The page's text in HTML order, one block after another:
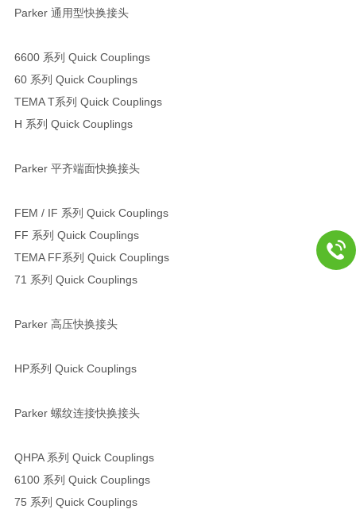
Parker 通用型快换接头
6600 系列 Quick Couplings
60 系列 Quick Couplings
TEMA T系列 Quick Couplings
H 系列 Quick Couplings
Parker 平齐端面快换接头
FEM / IF 系列 Quick Couplings
FF 系列 Quick Couplings
TEMA FF系列 Quick Couplings
71 系列 Quick Couplings
Parker 高压快换接头
HP系列 Quick Couplings
Parker 螺纹连接快换接头
QHPA 系列 Quick Couplings
6100 系列 Quick Couplings
75 系列 Quick Couplings